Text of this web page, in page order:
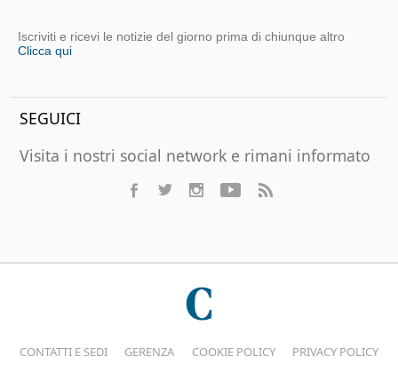
Iscriviti e ricevi le notizie del giorno prima di chiunque altro
Clicca qui
SEGUICI
Visita i nostri social network e rimani informato
CONTATTI E SEDI GERENZA COOKIE POLICY
PRIVACY POLICY